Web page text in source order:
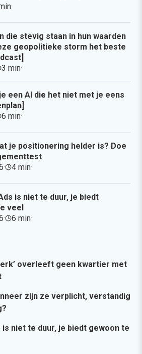
·
die stevig staan in hun waarden
geopolitieke storm het beste
3 min·
een AI die het niet met je eens
6 min·
je positionering helder is? Doe
· 4 min·
is niet te duur, je biedt
veel
· 6 min·
overleeft geen kwartier met
zijn ze verplicht, verstandig
is niet te duur, je biedt gewoon te